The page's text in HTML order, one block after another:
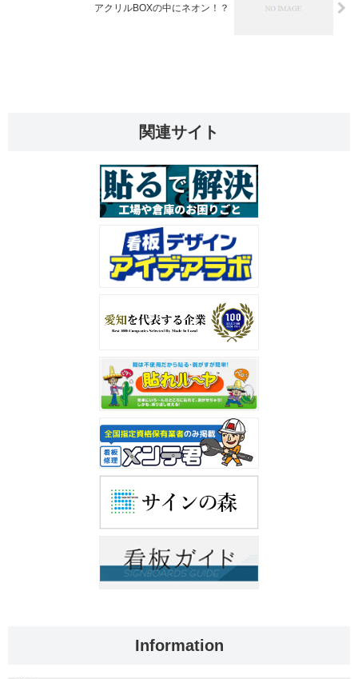
アクリルBOXの中にネオン！？
関連サイト
Information